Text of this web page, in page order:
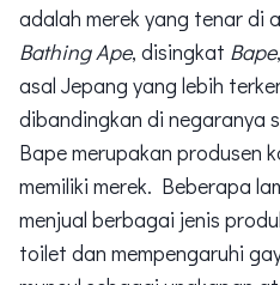
adalah merek yang tenar di
Bathing Ape, disingkat Bape
asal Jepang yang lebih
dibandingkan di negaranya
Bape merupakan produsen
memiliki merek. Beberapa
menjual berbagai jenis
toilet dan mempengaruhi